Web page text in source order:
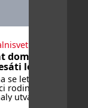
domů po
letech
se letos vrátí
rodin, které
utvářet